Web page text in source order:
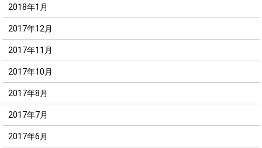
2018年1月
2017年12月
2017年11月
2017年10月
2017年8月
2017年7月
2017年6月